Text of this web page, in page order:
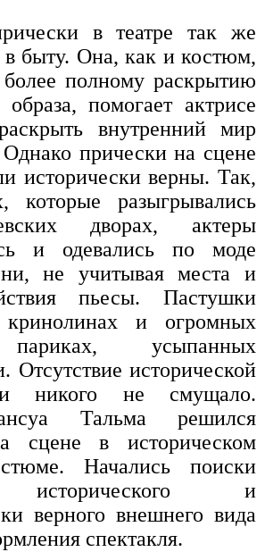
в театре так же
в быту. Она, как и костюм,
более полному раскрытию
образа, помогает актрисе
внутренний мир
Однако прически на сцене
исторически верны. Так,
которые разыгрывались
дворах, актеры
и одевались по моде
не учитывая места и
пьесы. Пастушки
и огромных
усыпанных
Отсутствие исторической
никого не смущало.
Тальма решился
сцене в историческом
Начались поиски
исторического и
верного внешнего вида
спектакля.